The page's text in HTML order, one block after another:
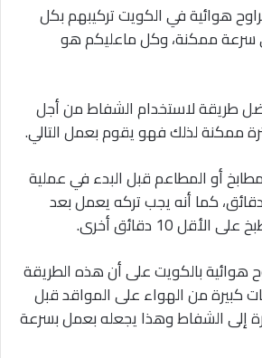
هوائية في الكويت تركيبهم بكل
ممكنة، وكل ماعليكم هو
طريقة لاستخدام الشفاط من أجل
ممكنة لذلك فهو يقوم بعمل التالي.
أو المطاعم قبل البدء في عملية
الطبخ على الأقل بـ 5 دقائق، كما أنه يجب تركه يعمل بعد
10 دقائق أخرى.
هوائية بالكويت على أن هذه الطريقة
كبيرة من الهواء على المواقد قبل
إلى الشفاط وهذا يجعله بعمل بسرعة